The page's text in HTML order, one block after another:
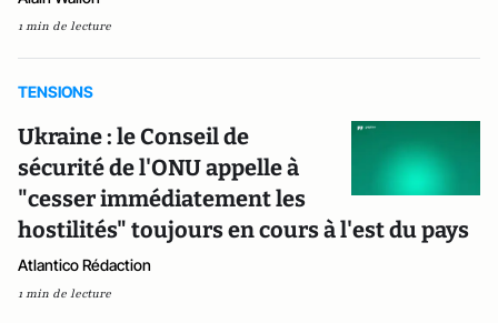
1 min de lecture
TENSIONS
Ukraine : le Conseil de
sécurité de l'ONU appelle à
"cesser immédiatement les
hostilités" toujours en cours à l'est du pays
Atlantico Rédaction
1 min de lecture